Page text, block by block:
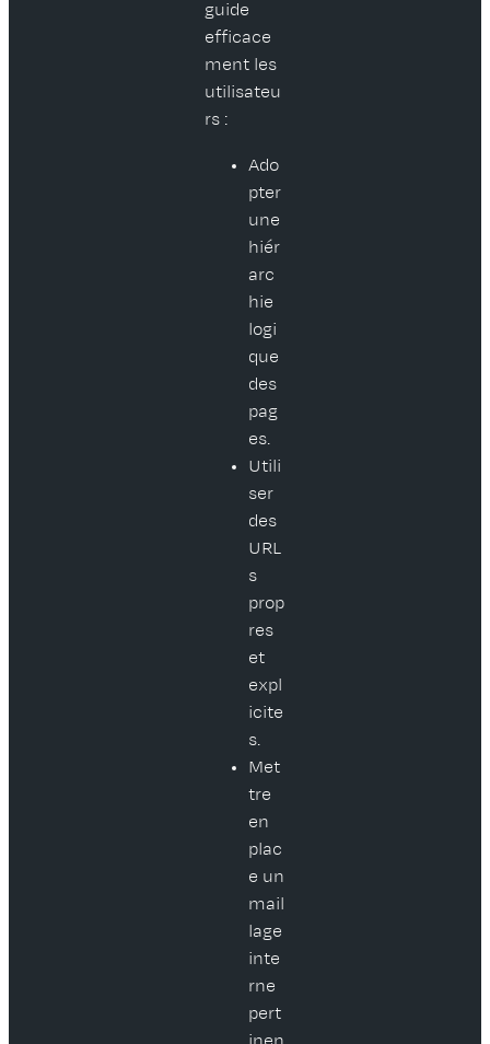
guide
efficace
ment les
utilisateu
rs :
Ado
pter
une
hiér
arc
hie
logi
que
des
pag
es.
Utili
ser
des
URL
s
prop
res
et
expl
icite
s.
Met
tre
en
plac
e un
mail
lage
inte
rne
pert